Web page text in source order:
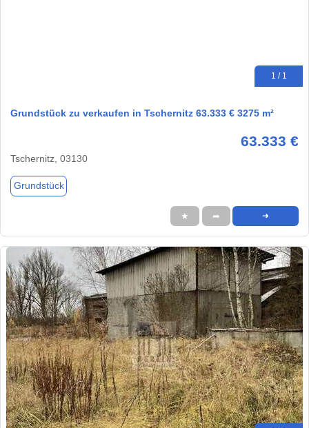
1 / 1
Grundstück zu verkaufen in Tschernitz 63.333 € 3275 m²
63.333 €
Tschernitz, 03130
Grundstück
★ ➦ ➜